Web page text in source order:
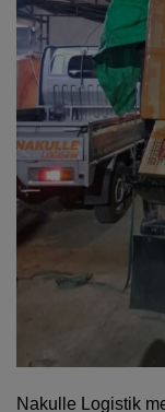
Nakulle Logistik